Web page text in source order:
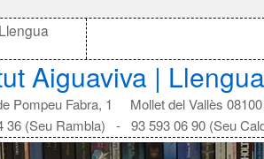
Aiguaviva |
Pompeu Fabra, 1 Mollet del Vallès 08100
36 (Seu Rambla) - 93 593 06 90 (Seu